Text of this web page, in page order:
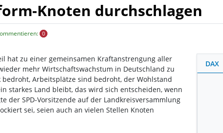
Knoten durchschlagen
0
hat zu einer gemeinsamen Kraftanstrengung aller
mehr Wirtschaftswachstum in Deutschland zu
Arbeitsplätze sind bedroht, der Wohlstand
starkes Land bleibt, das wird sich entscheiden, wenn
der SPD-Vorsitzende auf der Landkreisversammlung
sei, seien auch an vielen Stellen Knoten
DAX